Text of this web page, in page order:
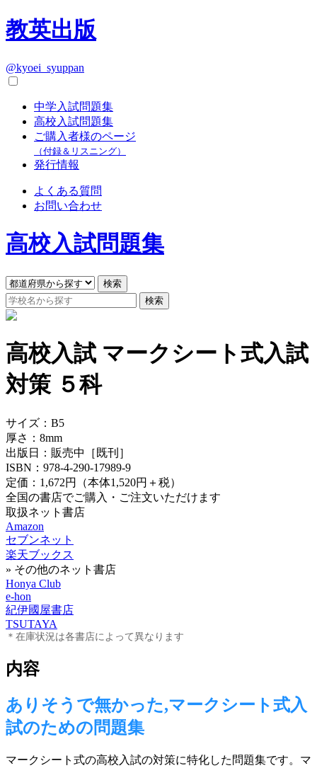
教英出版
@kyoei_syuppan
中学入試問題集
高校入試問題集
ご購入者様のページ
（付録＆リスニング）
発行情報
よくある質問
お問い合わせ
高校入試問題集
高校入試 マークシート式入試
対策 ５科
サイズ： B5
厚さ： 8mm
出版日： 販売中
［既刊］
ISBN： 978-4-290-17989-9
定価： 1,672円
（本体1,520円＋税）
全国の書店でご購入・ご注文いただけます
取扱ネット書店
Amazon
セブンネット
楽天ブックス
» その他のネット書店
Honya Club
e-hon
紀伊國屋書店
TSUTAYA
＊在庫状況は各書店によって異なります
内容
ありそうで無かった,マークシート式入
試のための問題集
マークシート式の高校入試の対策に特化した問題集です。マ